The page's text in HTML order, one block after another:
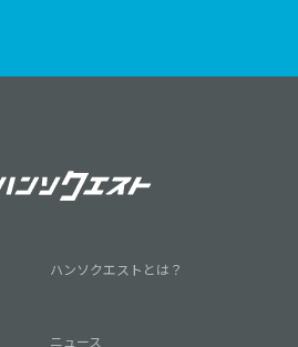
ハンソクエストとは？
ニュース